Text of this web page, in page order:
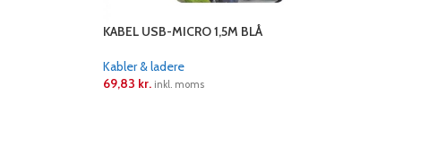
KABEL USB-MICRO 1,5M BLÅ
Kabler & ladere
69,83 kr. inkl. moms